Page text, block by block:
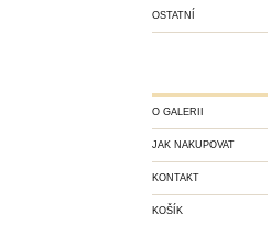
OSTATNÍ
O GALERII
JAK NAKUPOVAT
KONTAKT
KOŠÍK